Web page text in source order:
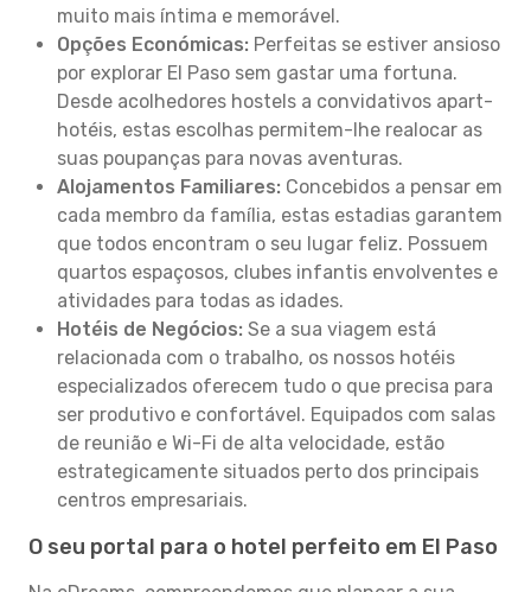
muito mais íntima e memorável.
Opções Económicas: Perfeitas se estiver ansioso
por explorar El Paso sem gastar uma fortuna.
Desde acolhedores hostels a convidativos apart-
hotéis, estas escolhas permitem-lhe realocar as
suas poupanças para novas aventuras.
Alojamentos Familiares: Concebidos a pensar em
cada membro da família, estas estadias garantem
que todos encontram o seu lugar feliz. Possuem
quartos espaçosos, clubes infantis envolventes e
atividades para todas as idades.
Hotéis de Negócios: Se a sua viagem está
relacionada com o trabalho, os nossos hotéis
especializados oferecem tudo o que precisa para
ser produtivo e confortável. Equipados com salas
de reunião e Wi-Fi de alta velocidade, estão
estrategicamente situados perto dos principais
centros empresariais.
O seu portal para o hotel perfeito em El Paso